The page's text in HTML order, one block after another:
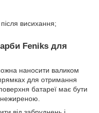
висихання;
Feniks для
наносити валиком
для отримання
батареї має бути